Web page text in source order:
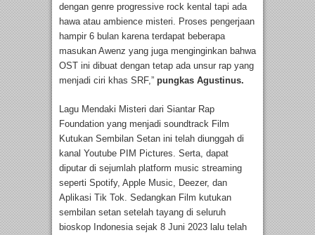
dengan genre progressive rock kental tapi ada
hawa atau ambience misteri. Proses pengerjaan
hampir 6 bulan karena terdapat beberapa
masukan Awenz yang juga menginginkan bahwa
OST ini dibuat dengan tetap ada unsur rap yang
menjadi ciri khas SRF,” pungkas Agustinus.
Lagu Mendaki Misteri dari Siantar Rap
Foundation yang menjadi soundtrack Film
Kutukan Sembilan Setan ini telah diunggah di
kanal Youtube PIM Pictures. Serta, dapat
diputar di sejumlah platform music streaming
seperti Spotify, Apple Music, Deezer, dan
Aplikasi Tik Tok. Sedangkan Film kutukan
sembilan setan setelah tayang di seluruh
bioskop Indonesia sejak 8 Juni 2023 lalu telah